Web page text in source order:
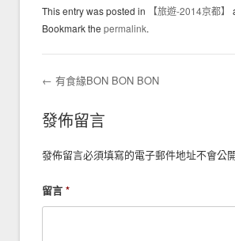
This entry was posted in 【旅遊-2014京都】
Bookmark the permalink.
Post navigation
← 有食緣BON BON BON
發佈留言
發佈留言必須填寫的電子郵件地址不會公
留言 *